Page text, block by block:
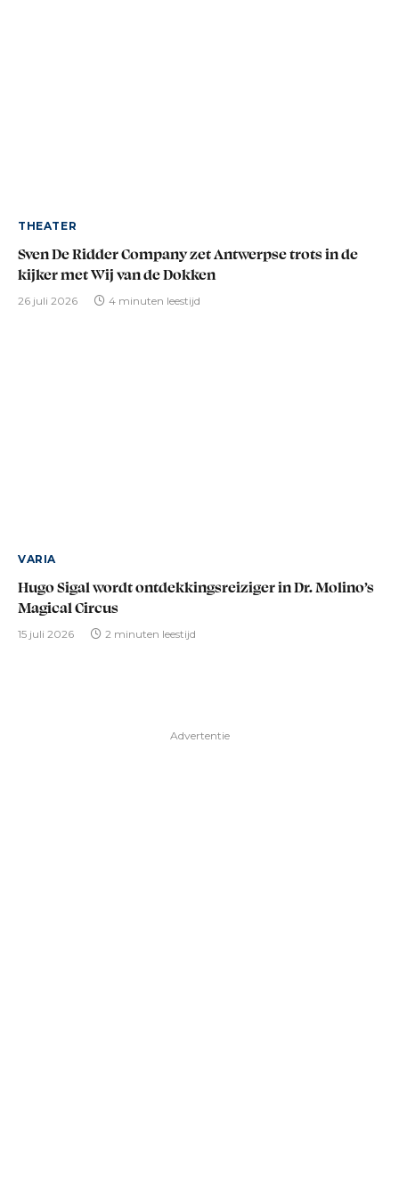
THEATER
Sven De Ridder Company zet Antwerpse trots in de
kijker met Wij van de Dokken
26 juli 2026 4 minuten leestijd
VARIA
Hugo Sigal wordt ontdekkingsreiziger in Dr. Molino’s
Magical Circus
15 juli 2026 2 minuten leestijd
Advertentie